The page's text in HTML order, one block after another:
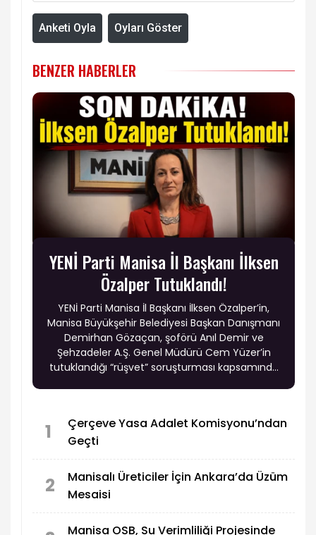
Anketi Oyla Oyları Göster
BENZER HABERLER
YENİ Parti Manisa İl Başkanı İlksen
Özalper Tutuklandı!
YENİ Parti Manisa İl Başkanı İlksen Özalper’in,
Manisa Büyükşehir Belediyesi Başkan Danışmanı
Demirhan Gözaçan, şoförü Anıl Demir ve
Şehzadeler A.Ş. Genel Müdürü Cem Yüzer’in
tutuklandığı “rüşvet” soruşturması kapsamında
1
Çerçeve Yasa Adalet Komisyonu’ndan
Geçti
2
Manisalı Üreticiler İçin Ankara’da Üzüm
Mesaisi
Manisa OSB, Su Verimliliği Projesinde